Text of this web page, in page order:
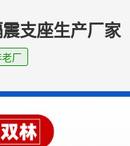
支座生产厂家
厂